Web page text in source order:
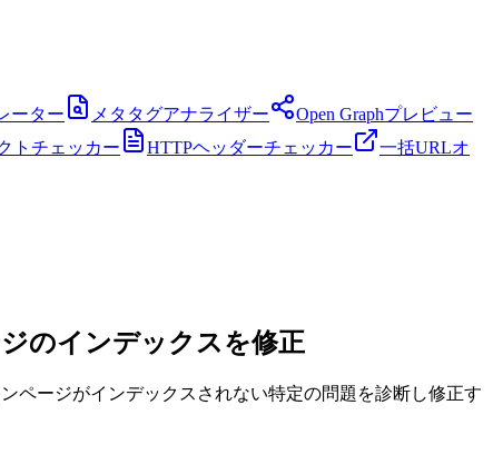
ーター メタタグアナライザー
Open Graphプレビュー
トチェッカー HTTPヘッダーチェッカー
一括URLオ
のインデックスを修正
ページがインデックスされない特定の問題を診断し修正す